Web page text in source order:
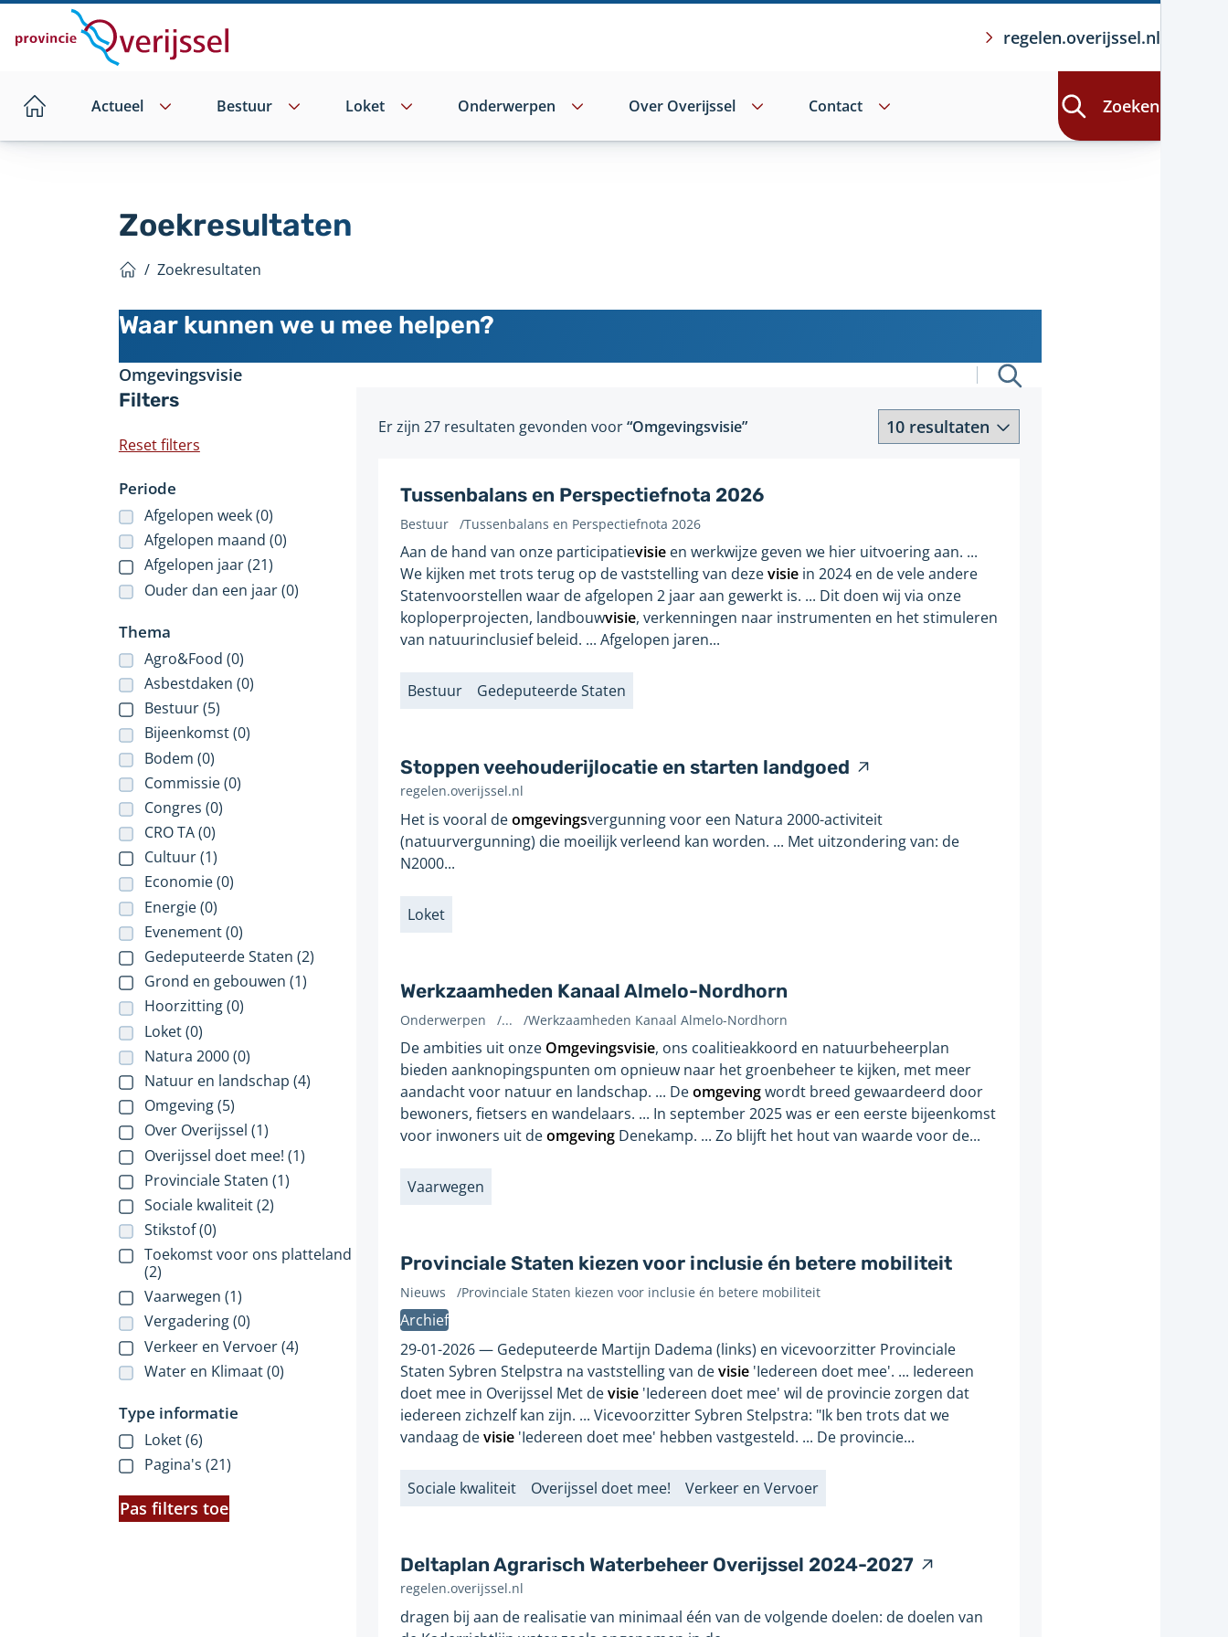
naar
regelen.overijssel.nl
Home
Actueel Bestuur Loket Onderwerpen Over Overijssel Contact Zoeken
Zoekresultaten
/ Zoekresultaten
Zoeken
Waar kunnen we u mee helpen?
Filters
Bij
selecteren
van
een
filter
zal
de
verversen
en
worden
de
resultaten
bijgewerkt.
Reset filters
Periode
Afgelopen week (0)
Afgelopen maand (0)
Afgelopen jaar (21)
Ouder dan een jaar (0)
Thema
Agro&Food (0)
Asbestdaken (0)
Bestuur (5)
Bijeenkomst (0)
Bodem (0)
Commissie (0)
Congres (0)
CRO TA (0)
Cultuur (1)
Economie (0)
Energie (0)
Evenement (0)
Gedeputeerde Staten (2)
Grond en gebouwen (1)
Hoorzitting (0)
Loket (0)
Natura 2000 (0)
Natuur en landschap (4)
Omgeving (5)
Over Overijssel (1)
Overijssel doet mee! (1)
Provinciale Staten (1)
Sociale kwaliteit (2)
Stikstof (0)
Toekomst voor ons platteland
(2)
Vaarwegen (1)
Vergadering (0)
Verkeer en Vervoer (4)
Water en Klimaat (0)
Type informatie
Loket (6)
Pagina's (21)
Pas filters toe
Er zijn 27 resultaten gevonden voor“Omgevingsvisie”
Aantal
resultaten
Tussenbalans en Perspectiefnota 2026
Gevonden
op
pagina:
Bestuur /Tussenbalans en Perspectiefnota 2026
Aan de hand van onze participatievisieen werkwijze geven we hier uitvoering aan. ...
We kijken met trots terug op de vaststelling van dezevisiein 2024 en de vele andere
Statenvoorstellen waar de afgelopen 2 jaar aan gewerkt is. ... Dit doen wij via onze
koploperprojecten, landbouwvisie, verkenningen naar instrumenten en het stimuleren
van natuurinclusief beleid. ... Afgelopen jaren...
Labels
Bestuur Gedeputeerde Staten
Stoppen veehouderijlocatie en starten landgoed
r
w
e
e
n
a
e
s
i
t
e
regelen.overijssel.nl
Het is vooral deomgevingsvergunning voor een Natura 2000-activiteit
(natuurvergunning) die moeilijk verleend kan worden. ... Met uitzondering van: de
N2000...
Labels
Loket
Werkzaamheden Kanaal Almelo-Nordhorn
Gevonden
op
pagina:
Onderwerpen /... /Werkzaamheden Kanaal Almelo-Nordhorn
De ambities uit onze Omgevingsvisie, ons coalitieakkoord en natuurbeheerplan
bieden aanknopingspunten om opnieuw naar het groenbeheer te kijken, met meer
aandacht voor natuur en landschap. ... Deomgevingwordt breed gewaardeerd door
bewoners, fietsers en wandelaars. ... In september 2025 was er een eerste bijeenkomst
voor inwoners uit deomgevingDenekamp. ... Zo blijft het hout van waarde voor de...
Labels
Vaarwegen
Provinciale Staten kiezen voor inclusie én betere mobiliteit
Gevonden
op
pagina:
Nieuws /Provinciale Staten kiezen voor inclusie én betere mobiliteit
Archief
29-01-2026
Gedeputeerde Martijn Dadema (links) en vicevoorzitter Provinciale
Staten Sybren Stelpstra na vaststelling van devisie'Iedereen doet mee'. ... Iedereen
doet mee in Overijssel Met devisie'Iedereen doet mee' wil de provincie zorgen dat
iedereen zichzelf kan zijn. ... Vicevoorzitter Sybren Stelpstra: "Ik ben trots dat we
vandaag devisie'Iedereen doet mee' hebben vastgesteld. ... De provincie...
Labels
Sociale kwaliteit Overijssel doet mee! Verkeer en Vervoer
Deltaplan Agrarisch Waterbeheer Overijssel 2024-2027
r
regelen.overijssel.nl
dragen bij aan de realisatie van minimaal één van de volgende doelen: de doelen van